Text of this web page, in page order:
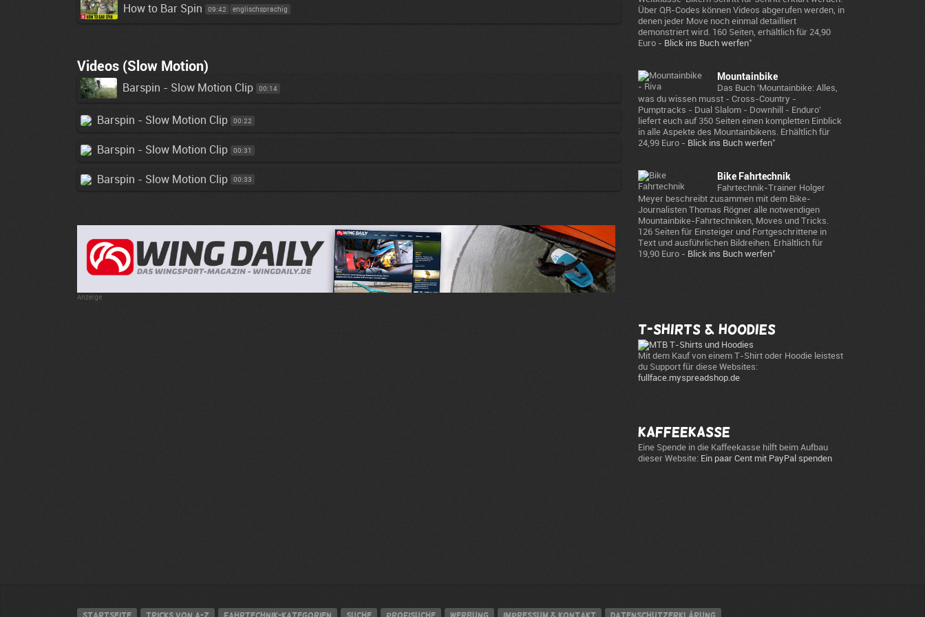
How to Bar Spin 09:42 englischsprachig
Videos (Slow Motion)
Barspin - Slow Motion Clip 00:14
Barspin - Slow Motion Clip 00:22
Barspin - Slow Motion Clip 00:31
Barspin - Slow Motion Clip 00:33
Anzeige
Über QR-Codes können Videos abgerufen werden, in
denen jeder Move noch einmal detailliert
demonstriert wird. 160 Seiten, erhältlich für 24,90
Euro - Blick ins Buch werfen*
Mountainbike
Das Buch 'Mountainbike: Alles,
was du wissen musst - Cross-Country -
Pumptracks - Dual Slalom - Downhill - Enduro'
liefert euch auf 350 Seiten einen kompletten Einblick
in alle Aspekte des Mountainbikens. Erhältlich für
24,99 Euro - Blick ins Buch werfen*
Bike Fahrtechnik
Fahrtechnik-Trainer Holger
Meyer beschreibt zusammen mit dem Bike-
Journalisten Thomas Rögner alle notwendigen
Mountainbike-Fahrtechniken, Moves und Tricks.
126 Seiten für Einsteiger und Fortgeschrittene in
Text und ausführlichen Bildreihen. Erhältlich für
19,90 Euro - Blick ins Buch werfen*
T-Shirts & Hoodies
Mit dem Kauf von einem T-Shirt oder Hoodie leistest
du Support für diese Websites:
fullface.myspreadshop.de
Kaffeekasse
Eine Spende in die Kaffeekasse hilft beim Aufbau
dieser Website: Ein paar Cent mit PayPal spenden